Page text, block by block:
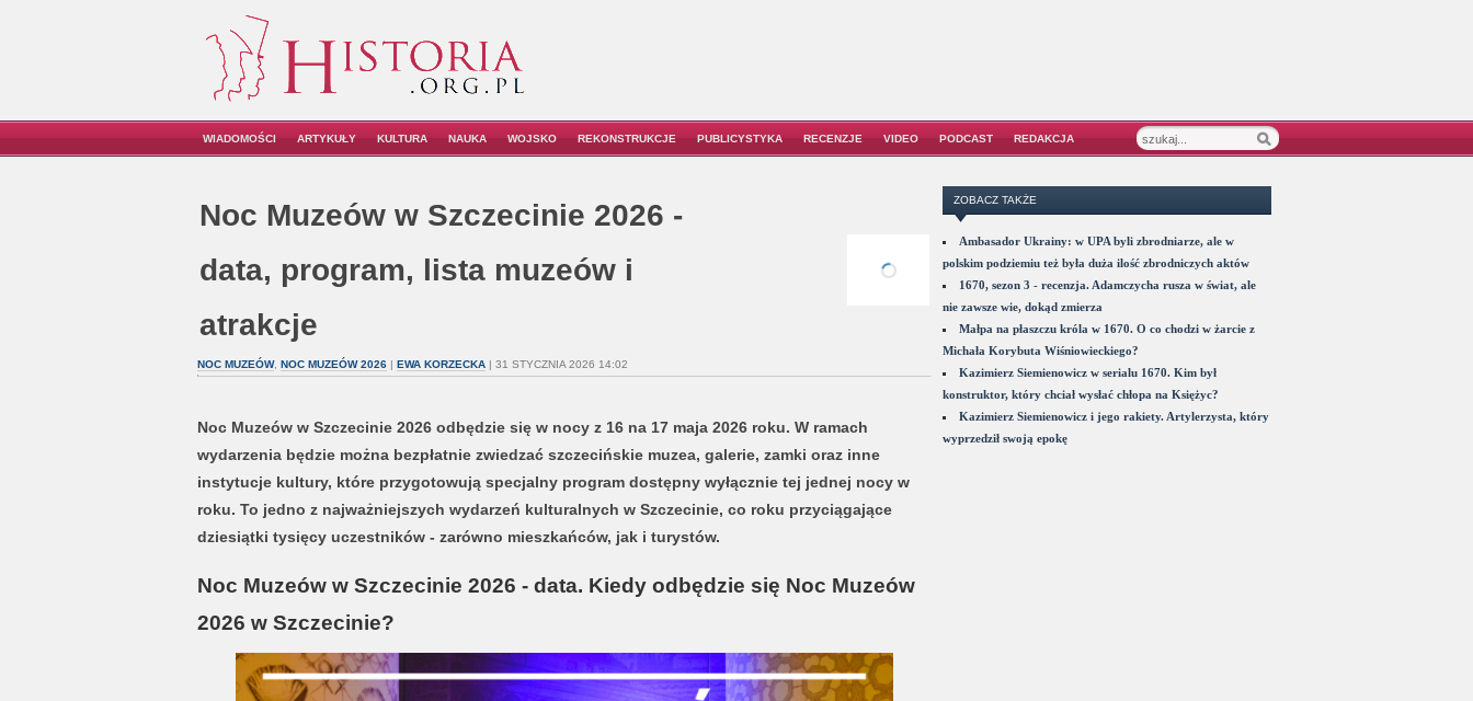
WIADOMOŚCI ARTYKUŁY KULTURA NAUKA WOJSKO REKONSTRUKCJE PUBLICYSTYKA RECENZJE VIDEO PODCAST REDAKCJA
Noc Muzeów w Szczecinie 2026 -
data, program, lista muzeów i
atrakcje
NOC MUZEÓW, NOC MUZEÓW 2026| EWA KORZECKA| 31 STYCZNIA 2026 14:02
Noc Muzeów w Szczecinie 2026 odbędzie się w nocy z 16 na 17 maja 2026 roku. W ramach
wydarzenia będzie można bezpłatnie zwiedzać szczecińskie muzea, galerie, zamki oraz inne
instytucje kultury, które przygotowują specjalny program dostępny wyłącznie tej jednej nocy w
roku. To jedno z najważniejszych wydarzeń kulturalnych w Szczecinie, co roku przyciągające
dziesiątki tysięcy uczestników - zarówno mieszkańców, jak i turystów.
Noc Muzeów w Szczecinie 2026 - data. Kiedy odbędzie się Noc Muzeów
2026 w Szczecinie?
ZOBACZ TAKŻE
Ambasador Ukrainy: w UPA byli zbrodniarze, ale w
polskim podziemiu też była duża ilość zbrodniczych aktów
1670, sezon 3 - recenzja. Adamczycha rusza w świat, ale
nie zawsze wie, dokąd zmierza
Małpa na płaszczu króla w 1670. O co chodzi w żarcie z
Michała Korybuta Wiśniowieckiego?
Kazimierz Siemienowicz w serialu 1670. Kim był
konstruktor, który chciał wysłać chłopa na Księżyc?
Kazimierz Siemienowicz i jego rakiety. Artylerzysta, który
wyprzedził swoją epokę